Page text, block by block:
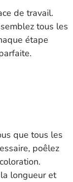
de travail.
tous les
étape
que tous les
poêlez
longueur et